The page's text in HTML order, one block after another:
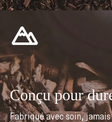
Conçu pour
Fabriqué avec soin,